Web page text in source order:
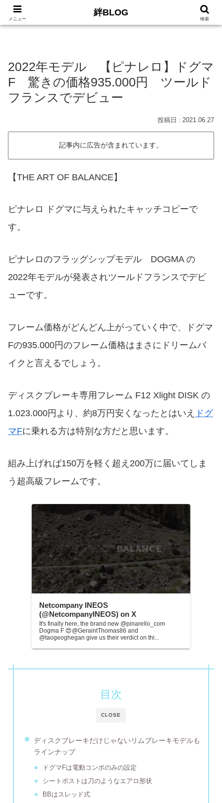
HOME サイトマ
2022年モデル 【ピナレロ】ドグマ
F 驚きの価格935.000円 ツールド
フランスでデビュー
2021.06.27
記事内に広告が含まれています。
【THE ART OF BALANCE】
ピナレロ ドグマに与えられたキャッチコピーで
す。
ピナレロのフラッグシップモデル DOGMA の
2022年モデルが発表されツールドフランスでデビ
ューです。
フレーム価格がどんどん上がっていく中で、ドグマ
Fの935.000円のフレーム価格はまさにドリームバ
イクと言えるでしょう。
ディスクブレーキ専用フレーム F12 Xlight DISK の
1.023.000円より、約8万円安くなったとはいえ ドグ
マFに乗れる方は特別な方だと思います。
組み上げれば150万を軽く超え200万に届いてしま
う超高級フレームです。
Netcompany INEOS
(@NetcompanyINEOS) on X
It's finally here, the brand new @pinarello_com
Dogma F 😍@GeraintThomas86 and
@taogeoghegan give us their verdict on thi...
CLOSE
目次
ディスクブレーキだけじゃないリムブレーキモデルも
ラインナップ
ドグマFは電動コンポのみの設定
シートポストは刀のようなエアロ形状
BBはスレッド式
メニュー
絆BLOG
検索